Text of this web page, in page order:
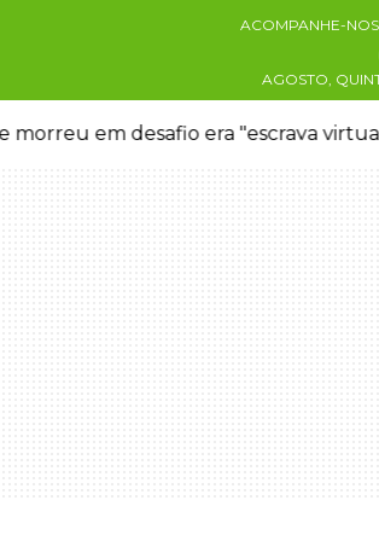
ACOMPANHE-NOS
AGOSTO,
morreu em desafio era "escrava